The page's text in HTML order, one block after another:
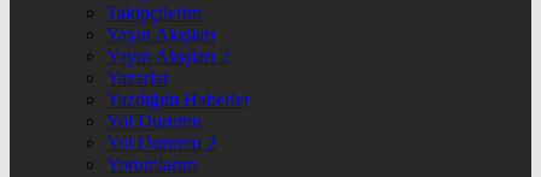
Takipçilerim
Yayın Akışları
Yayın Akışları 2
Yazarlar
Yazdığım Haberler
Yol Durumu
Yol Durumu 2
Yorumlarım